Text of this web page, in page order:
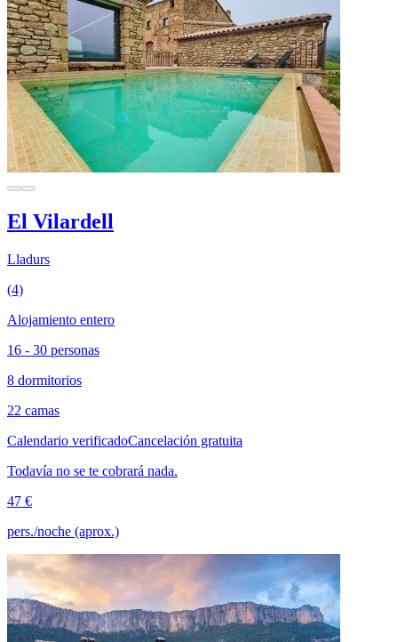
El Vilardell
Lladurs
(4)
Alojamiento entero
16 - 30 personas
8 dormitorios
22 camas
Calendario verificadoCancelación gratuita
Todavía no se te cobrará nada.
47 €
pers./noche (aprox.)